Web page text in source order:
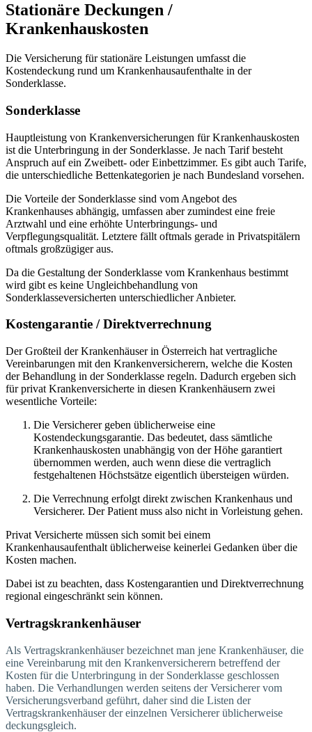
Stationäre Deckungen /
Krankenhauskosten
Die Versicherung für stationäre Leistungen umfasst die
Kostendeckung rund um Krankenhausaufenthalte in der
Sonderklasse.
Sonderklasse
Hauptleistung von Krankenversicherungen für Krankenhauskosten
ist die Unterbringung in der Sonderklasse. Je nach Tarif besteht
Anspruch auf ein Zweibett- oder Einbettzimmer. Es gibt auch Tarife,
die unterschiedliche Bettenkategorien je nach Bundesland vorsehen.
Die Vorteile der Sonderklasse sind vom Angebot des
Krankenhauses abhängig, umfassen aber zumindest eine freie
Arztwahl und eine erhöhte Unterbringungs- und
Verpflegungsqualität. Letztere fällt oftmals gerade in Privatspitälern
oftmals großzügiger aus.
Da die Gestaltung der Sonderklasse vom Krankenhaus bestimmt
wird gibt es keine Ungleichbehandlung von
Sonderklasseversicherten unterschiedlicher Anbieter.
Kostengarantie / Direktverrechnung
Der Großteil der Krankenhäuser in Österreich hat vertragliche
Vereinbarungen mit den Krankenversicherern, welche die Kosten
der Behandlung in der Sonderklasse regeln. Dadurch ergeben sich
für privat Krankenversicherte in diesen Krankenhäusern zwei
wesentliche Vorteile:
Die Versicherer geben üblicherweise eine
Kostendeckungsgarantie. Das bedeutet, dass sämtliche
Krankenhauskosten unabhängig von der Höhe garantiert
übernommen werden, auch wenn diese die vertraglich
festgehaltenen Höchstsätze eigentlich übersteigen würden.
Die Verrechnung erfolgt direkt zwischen Krankenhaus und
Versicherer. Der Patient muss also nicht in Vorleistung gehen.
Privat Versicherte müssen sich somit bei einem
Krankenhausaufenthalt üblicherweise keinerlei Gedanken über die
Kosten machen.
Dabei ist zu beachten, dass Kostengarantien und Direktverrechnung
regional eingeschränkt sein können.
Vertragskrankenhäuser
Als Vertragskrankenhäuser bezeichnet man jene Krankenhäuser, die
eine Vereinbarung mit den Krankenversicherern betreffend der
Kosten für die Unterbringung in der Sonderklasse geschlossen
haben. Die Verhandlungen werden seitens der Versicherer vom
Versicherungsverband geführt, daher sind die Listen der
Vertragskrankenhäuser der einzelnen Versicherer üblicherweise
deckungsgleich.